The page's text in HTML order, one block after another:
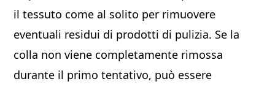
il tessuto come al solito per rimuovere
eventuali residui di prodotti di pulizia. Se la
colla non viene completamente rimossa
durante il primo tentativo, può essere